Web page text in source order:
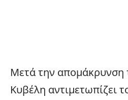
Μετά την απομάκρυνση
Κυβέλη αντιμετωπίζει